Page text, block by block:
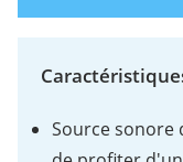
Source sonore